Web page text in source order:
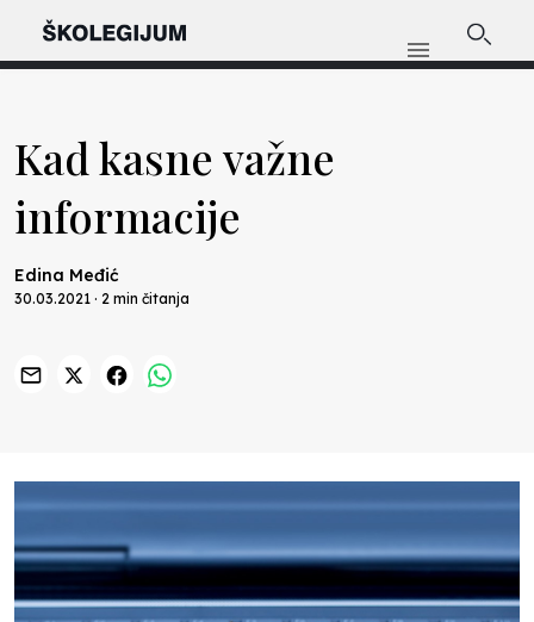
Kad kasne važne
informacije
Edina Međić
30.03.2021 · 2 min čitanja